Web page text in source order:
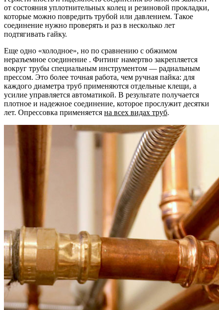
от состояния уплотнительных колец и резиновой прокладки,
которые можно повредить трубой или давлением. Такое
соединение нужно проверять и раз в несколько лет
подтягивать гайку.
Еще одно «холодное», но по сравнению с обжимом
неразъемное соединение . Фитинг намертво закрепляется
вокруг трубы специальным инструментом — радиальным
прессом. Это более точная работа, чем ручная пайка: для
каждого диаметра труб применяются отдельные клещи, а
усилие управляется автоматикой. В результате получается
плотное и надежное соединение, которое прослужит десятки
лет. Опрессовка применяется на всех видах труб.